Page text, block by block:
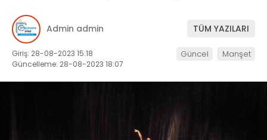
Admin admin TÜM YAZILARI
Giriş: 28-08-2023 15:18
Güncelleme: 28-08-2023 18:07
Güncel Manşet